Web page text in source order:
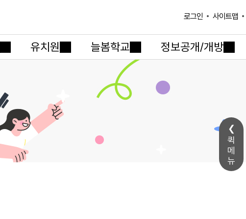
퀵
메
뉴
로그인 사이트맵
유치원 늘봄학교 정보공개/개방